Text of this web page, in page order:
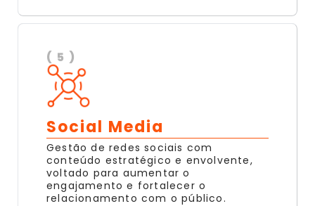
( 5 )
Social Media
Gestão de redes sociais com
conteúdo estratégico e envolvente,
voltado para aumentar o
engajamento e fortalecer o
relacionamento com o público.